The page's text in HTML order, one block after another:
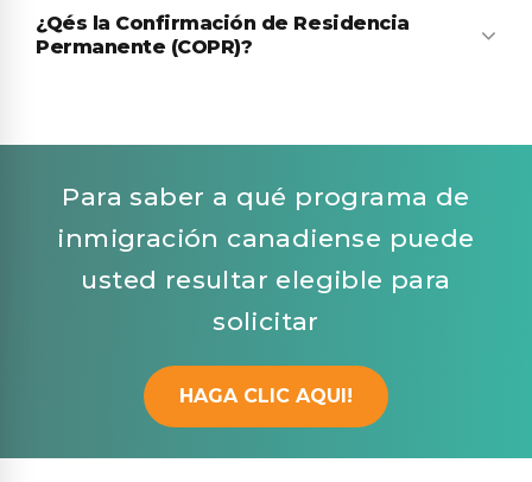
¿Qés la Confirmación de Residencia
Permanente (COPR)?
Para saber a qué programa de
inmigración canadiense puede
usted resultar elegible para
solicitar
HAGA CLIC AQUI!